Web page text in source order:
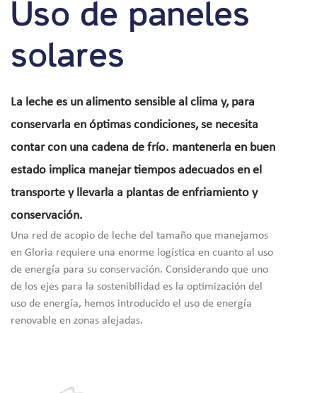
Uso de paneles
solares
La leche es un alimento sensible al clima y, para
conservarla en óptimas condiciones, se necesita
contar con una cadena de frío. mantenerla en buen
estado implica manejar tiempos adecuados en el
transporte y llevarla a plantas de enfriamiento y
conservación.
Una red de acopio de leche del tamaño que manejamos
en Gloria requiere una enorme logística en cuanto al uso
de energía para su conservación. Considerando que uno
de los ejes para la sostenibilidad es la optimización del
uso de energía, hemos introducido el uso de energía
renovable en zonas alejadas.
centro poblado ubicado 3500 msnm, en la provincia de